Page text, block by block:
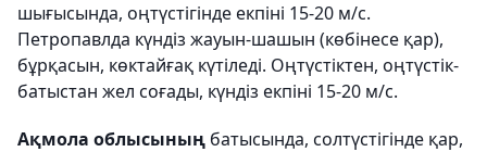
шығысында, оңтүстігінде екпіні 15-20 м/с.
Петропавлда күндіз жауын-шашын (көбінесе қар),
бұрқасын, көктайғақ күтіледі. Оңтүстіктен, оңтүстік-
батыстан жел соғады, күндіз екпіні 15-20 м/с.
Ақмола облысының батысында, солтүстігінде қар,